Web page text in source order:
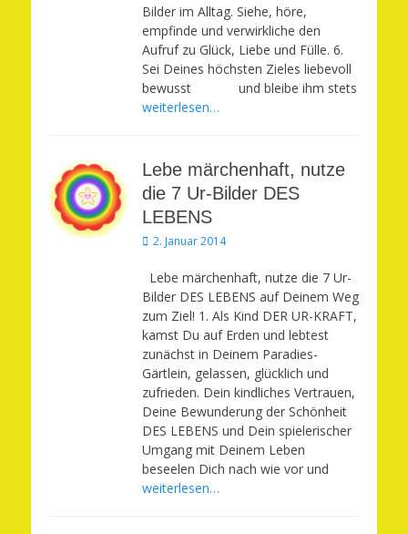
Bilder im Alltag. Siehe, höre,
empfinde und verwirkliche den
Aufruf zu Glück, Liebe und Fülle. 6.
Sei Deines höchsten Zieles liebevoll
bewusst und bleibe ihm stets
weiterlesen…
Lebe märchenhaft, nutze
die 7 Ur-Bilder DES
LEBENS
Veröffentlicht
2. Januar 2014
Lebe märchenhaft, nutze die 7 Ur-
Bilder DES LEBENS auf Deinem Weg
zum Ziel! 1. Als Kind DER UR-KRAFT,
kamst Du auf Erden und lebtest
zunächst in Deinem Paradies-
Gärtlein, gelassen, glücklich und
zufrieden. Dein kindliches Vertrauen,
Deine Bewunderung der Schönheit
DES LEBENS und Dein spielerischer
Umgang mit Deinem Leben
beseelen Dich nach wie vor und
weiterlesen…